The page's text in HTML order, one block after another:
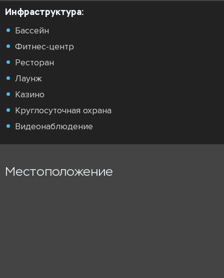
Инфраструктура:
Бассейн
Фитнес-центр
Ресторан
Лаунж
Казино
Круглосуточная охрана
Видеонаблюдение
Местоположение